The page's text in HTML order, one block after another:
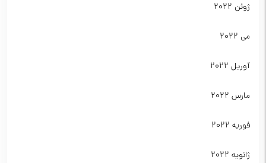
ژوئن 2022
می 2022
آوریل 2022
مارس 2022
فوریه 2022
ژانویه 2022